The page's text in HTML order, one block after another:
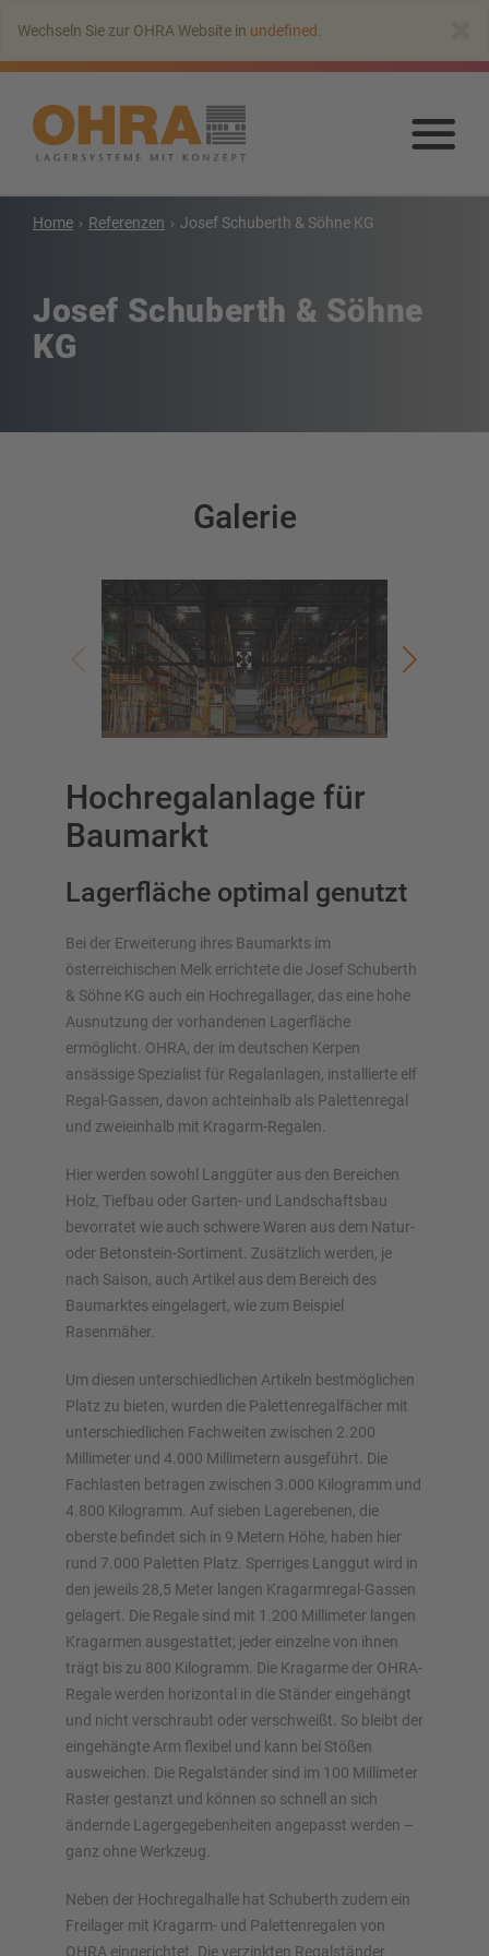
Hauptinhalt
springen
Wechseln Sie zur OHRA Website in undefined
Home Referenzen Josef Schuberth & Söhne KG
Josef Schuberth & Söhne
KG
Galerie
Hochregalanlage für
Baumarkt
Lagerfläche optimal genutzt
Bei der Erweiterung ihres Baumarkts im
österreichischen Melk errichtete die Josef Schuberth
& Söhne KG auch ein Hochregallager, das eine hohe
Ausnutzung der vorhandenen Lagerfläche
ermöglicht. OHRA, der im deutschen Kerpen
ansässige Spezialist für Regalanlagen, installierte elf
Regal-Gassen, davon achteinhalb als Palettenregal
und zweieinhalb mit Kragarm-Regalen.
Hier werden sowohl Langgüter aus den Bereichen
Holz, Tiefbau oder Garten- und Landschaftsbau
bevorratet wie auch schwere Waren aus dem Natur-
oder Betonstein-Sortiment. Zusätzlich werden, je
nach Saison, auch Artikel aus dem Bereich des
Baumarktes eingelagert, wie zum Beispiel
Rasenmäher.
Um diesen unterschiedlichen Artikeln bestmöglichen
Platz zu bieten, wurden die Palettenregalfächer mit
unterschiedlichen Fachweiten zwischen 2.200
Millimeter und 4.000 Millimetern ausgeführt. Die
Fachlasten betragen zwischen 3.000 Kilogramm und
4.800 Kilogramm. Auf sieben Lagerebenen, die
oberste befindet sich in 9 Metern Höhe, haben hier
rund 7.000 Paletten Platz. Sperriges Langgut wird in
den jeweils 28,5 Meter langen Kragarmregal-Gassen
gelagert. Die Regale sind mit 1.200 Millimeter langen
Kragarmen ausgestattet; jeder einzelne von ihnen
trägt bis zu 800 Kilogramm. Die Kragarme der OHRA-
Regale werden horizontal in die Ständer eingehängt
und nicht verschraubt oder verschweißt. So bleibt der
eingehängte Arm flexibel und kann bei Stößen
ausweichen. Die Regalständer sind im 100 Millimeter
Raster gestanzt und können so schnell an sich
ändernde Lagergegebenheiten angepasst werden –
ganz ohne Werkzeug.
Neben der Hochregalhalle hat Schuberth zudem ein
Freilager mit Kragarm- und Palettenregalen von
OHRA eingerichtet. Die verzinkten Regalständer
Kragarmregale
Einseitiges Kragarmregal
Doppelseitiges Kragarmregal
Kragarmregal für Schwerlasten
Lagersysteme im Überblick
Palettenregale
Verschieberegale
Automatische Lagersysteme
Vertikalregale/Spanplattenregale
Konfiguratoren – inklusive direkter Anfrage
Jetzt Regal konfigurieren